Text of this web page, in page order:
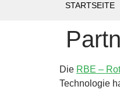
STARTSEITE
Die RBE –
Technologie